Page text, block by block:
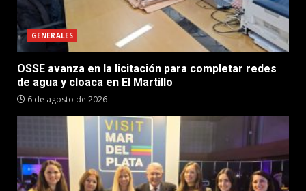
GENERALES
OSSE avanza en la licitación para completar redes
de agua y cloaca en El Martillo
6 de agosto de 2026